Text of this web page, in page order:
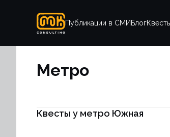
Публикации в СМИ Блог
Метро
Квесты у метро Южная